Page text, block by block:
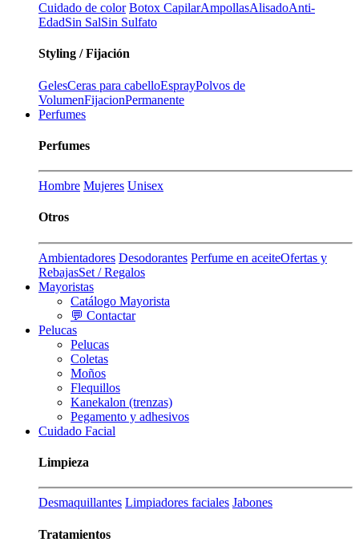
Cuidado de color Botox CapilarAmpollasAlisadoAnti-
EdadSin SalSin Sulfato
Styling / Fijación
GelesCeras para cabelloEsprayPolvos de
VolumenFijacionPermanente
Perfumes
Perfumes
Hombre Mujeres Unisex
Otros
Ambientadores Desodorantes Perfume en aceiteOfertas y
RebajasSet / Regalos
Mayoristas
Catálogo Mayorista
💬 Contactar
Pelucas
Pelucas
Coletas
Moños
Flequillos
Kanekalon (trenzas)
Pegamento y adhesivos
Cuidado Facial
Limpieza
Desmaquillantes Limpiadores faciales Jabones
Tratamientos